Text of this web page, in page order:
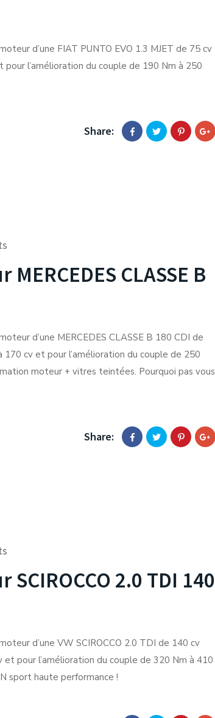
d’une FIAT PUNTO EVO 1.3 MJET de 75 cv
l’amélioration du couple de 190 Nm à 250
Share:
CLASSE B
d’une MERCEDES CLASSE B 180 CDI de
170 cv et pour l’amélioration du couple de 250
moteur + vitres teintées. Pourquoi pas vous
Share:
2.0 TDI 140
d’une VW SCIROCCO 2.0 TDI de 140 cv
pour l’amélioration du couple de 320 Nm à 410
sport haute performance !